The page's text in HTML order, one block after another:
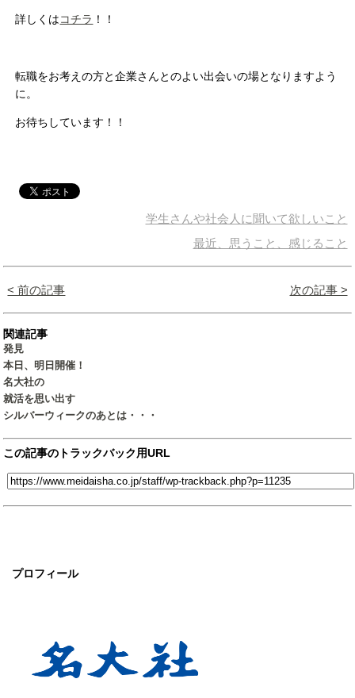
プロフィール
詳しくはコチラ ！！
転職をお考えの方と企業さんとのよい出会いの場となりますよう
に。
お待ちしています！！
学生さんや社会人に聞いて欲しいこと
最近、思うこと、感じること
< 前の記事 次の記事 >
関連記事
発見
本日、明日開催！
名大社の
就活を思い出す
シルバーウィークのあとは・・・
この記事のトラックバック用URL